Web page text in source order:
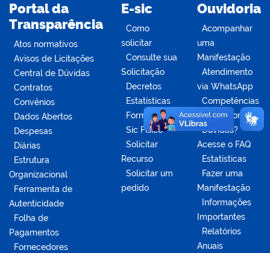
Portal da
Transparência
Atos normativos
Avisos de Licitações
Central de Dúvidas
Contratos
Convênios
Dados Abertos
Despesas
Diárias
Estrutura
Organizacional
Ferramenta de
Autenticidade
Folha de
Pagamentos
Fornecedores
E-sic
Como
solicitar
Consulte sua
Solicitação
Decretos
Estatísticas
Formulários
Sic Físico
Solicitar
Recurso
Solicitar um
pedido
Ouvidoria
Acompanhar
uma
Manifestação
Atendimento
via WhatsApp
Competências
da Ouvidoria
Dúvidas?
Acesse o FAQ
Estatísticas
Fazer uma
Manifestação
Informações
Importantes
Relatórios
Anuais